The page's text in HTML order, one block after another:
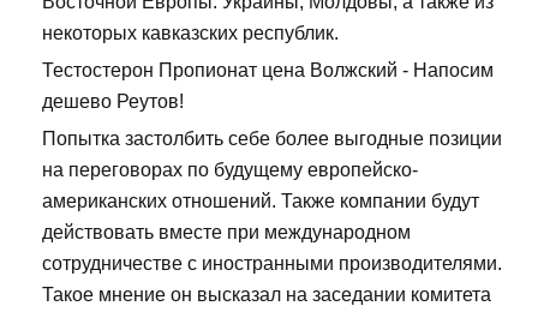
некоторых кавказских республик.
Тестостерон Пропионат цена Волжский - Напосим
дешево Реутов!
Попытка застолбить себе более выгодные позиции
на переговорах по будущему европейско-
американских отношений. Также компании будут
действовать вместе при международном
сотрудничестве с иностранными производителями.
Такое мнение он высказал на заседании комитета